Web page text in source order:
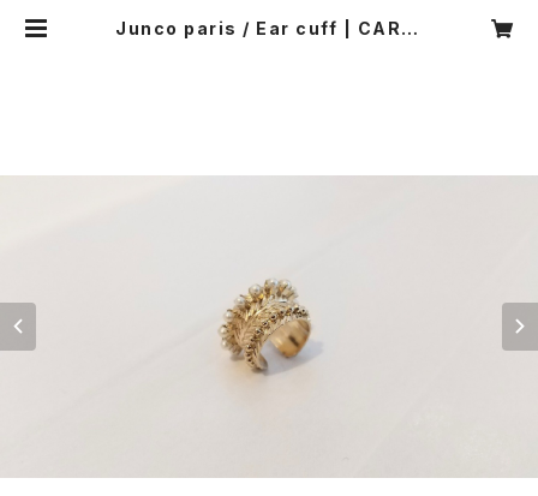
Junco paris / Ear cuff | CARNI